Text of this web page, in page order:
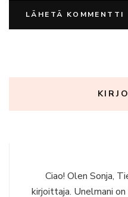
Ciao! Olen Sonja,
kirjoittaja. Unelmani